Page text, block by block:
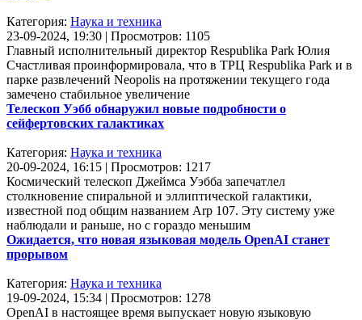
Категория: Наука и техника
23-09-2024, 19:30 | Просмотров: 1105
Главный исполнительный директор Respublika Park Юлия
Счастливая проинформировала, что в ТРЦ Respublika Park и в
парке развлечений Neopolis на протяжении текущего года
замечено стабильное увеличение
Телескоп Уэбб обнаружил новые подробности о
сейфертовских галактиках
Категория: Наука и техника
20-09-2024, 16:15 | Просмотров: 1217
Космический телескоп Джеймса Уэбба запечатлел
столкновение спиральной и эллиптической галактики,
известной под общим названием Arp 107. Эту систему уже
наблюдали и раньше, но с гораздо меньшим
Ожидается, что новая языковая модель OpenAI станет
прорывом
Категория: Наука и техника
19-09-2024, 15:34 | Просмотров: 1278
OpenAI в настоящее время выпускает новую языковую